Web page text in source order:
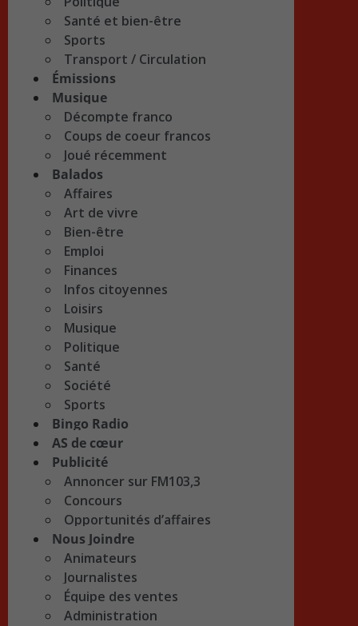
Santé et bien-être
Sports
Transport / Circulation
Émissions
Musique
Décompte franco
Coups de coeur francos
Joué récemment
Balados
Affaires
Art de vivre
Bien-être
Emploi
Finances
Infos citoyennes
Loisirs
Musique
Politique
Santé
Société
Sports
Bingo Radio
AS de cœur
Publicité
Annoncer sur FM103,3
Concours
Opportunités d’affaires
Nous Joindre
Animateurs
Journalistes
Équipe des ventes
Administration